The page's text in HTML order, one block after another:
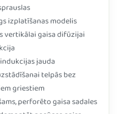
izplatīšanas modelis
vertikālai gaisa difūzijai
jauda
telpās bez
griestiem
perforēto gaisa sadales